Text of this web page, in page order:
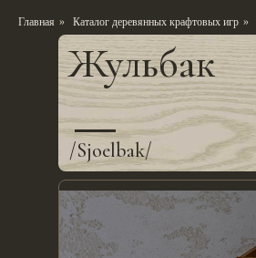
Главная » Каталог деревянных крафтовых игр »
/Sjoelbak/
Жульбак